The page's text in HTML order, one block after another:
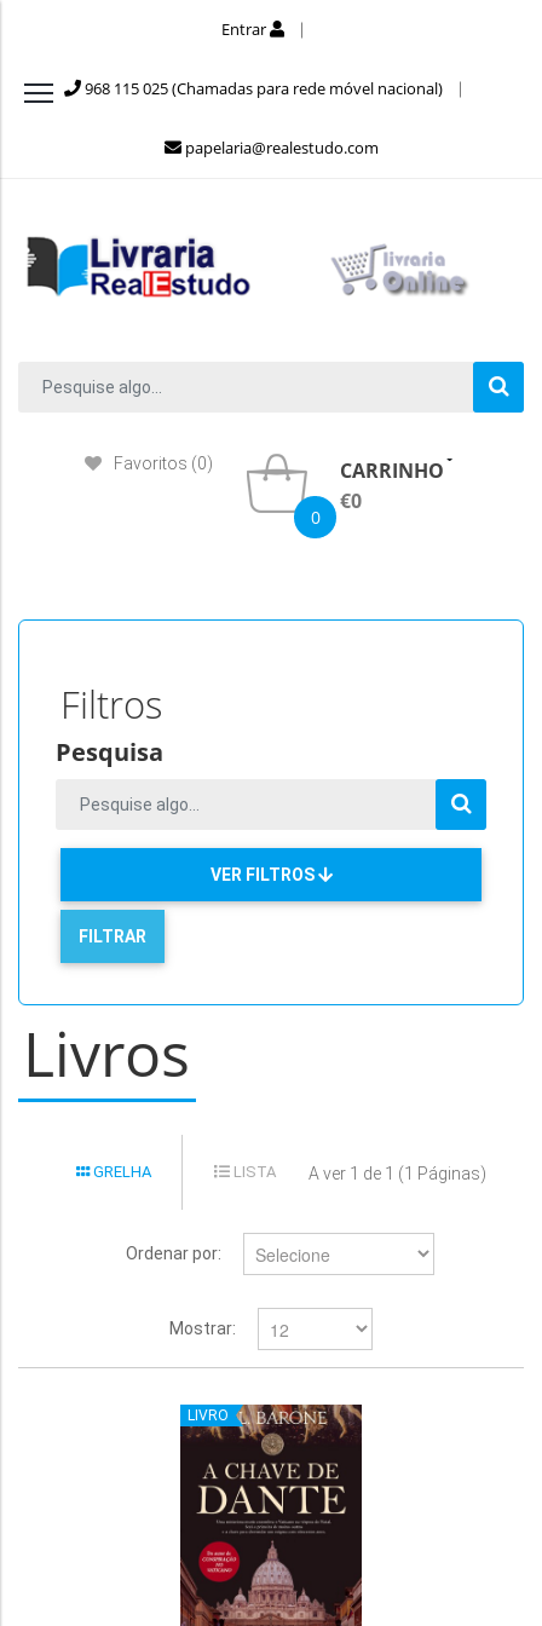
Entrar
968 115 025 (Chamadas para rede móvel nacional)
papelaria@realestudo.com
Favoritos (0)
0
CARRINHO
€0
Filtros
Pesquisa
VER FILTROS
Livros
GRELHA LISTA A ver 1 de 1 (1 Páginas)
Ordenar por:
Mostrar:
LIVRO